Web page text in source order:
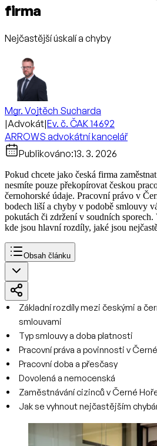
firma
Nejčastější úskalí a chyby
Mgr. Vojtěch Sucharda
|Advokát|Ev. č. ČAK 14692
ARROWS advokátní kancelář
Publikováno:13. 3. 2026
Pokud chcete jako česká firma
nesmíte pouze překopírovat českou
černohorské údaje. Pracovní právo v
bodech liší a chyby v podobě smlouvy
pokutách či zdržení v soudních
kde jsou hlavní rozdíly, jaké jsou
Obsah článku
Základní rozdíly mezi českými a
smlouvami
Typ smlouvy a doba platnosti
Pracovní práva a povinnosti v
Pracovní doba a přesčasy
Dovolená a nemocenská
Zaměstnávání cizinců v Černé
Jak se vyhnout nejčastějším